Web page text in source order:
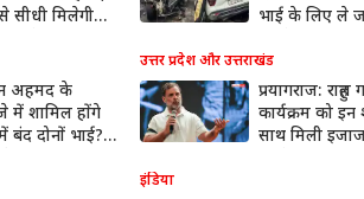
सीधी मिलेगी
भाई के लिए ले
अहमद के
में शामिल होंगे
दोनों भाई?
उत्तर प्रदेश और उत्तराखंड
प्रयागराज: राहुल
कार्यक्रम को इन
साथ मिली
इंडिया